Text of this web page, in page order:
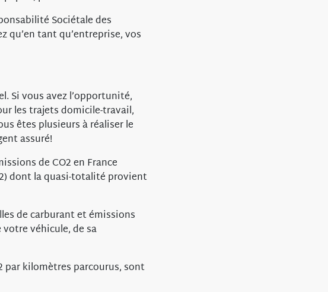
Sociétale des
qu’en tant qu’entreprise, vos
Si vous avez l’opportunité,
les trajets domicile-travail,
êtes plusieurs à réaliser le
assuré!
de CO2 en France
dont la quasi-totalité provient
de carburant et émissions
véhicule, de sa
par kilomètres parcourus, sont